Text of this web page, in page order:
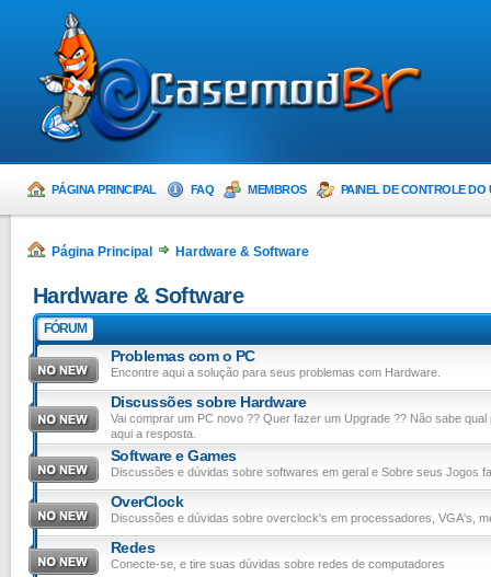
PÁGINA PRINCIPAL FAQ MEMBROS PAINEL DE CONTROLE DO
Página Principal Hardware & Software
Hardware & Software
FÓRUM
Problemas com o PC
Encontre aqui a solução para seus problemas com Hardware.
Discussões sobre Hardware
Vai comprar um PC novo ?? Quer fazer um Upgrade ?? Não sabe
aqui a resposta.
Software e Games
Discussões e dúvidas sobre softwares em geral e Sobre seus Jogos
OverClock
Discussões e dúvidas sobre overclock's em processadores, VGA's,
Redes
Conecte-se, e tire suas dúvidas sobre redes de computadores